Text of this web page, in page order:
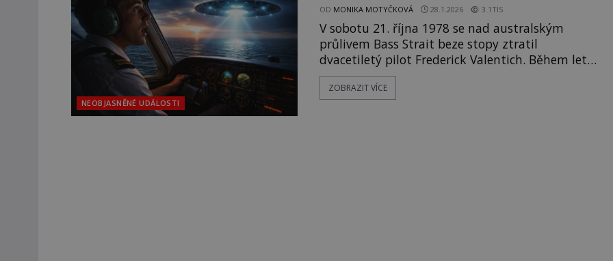
NEOBJASNĚNÉ UDÁLOSTI
OD MONIKA MOTYČKOVÁ 28.1.2026 3.1TIS
V sobotu 21. října 1978 se nad australským
průlivem Bass Strait beze stopy ztratil
dvacetiletý pilot Frederick Valentich. Během letu
na King Island hlásil řízení letového provozu v
Melbourne, že jeho letoun sleduje neznámý
ZOBRAZIT VÍCE